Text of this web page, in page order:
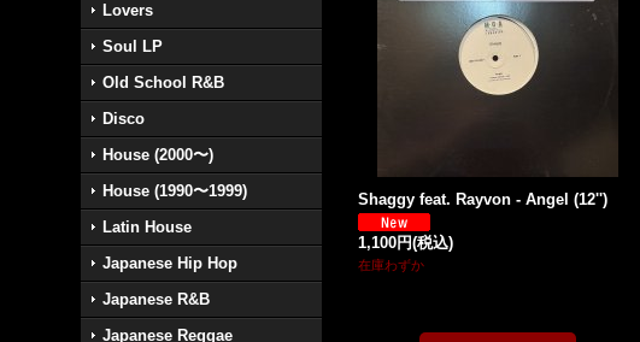
Lovers
Soul LP
Old School R&B
Disco
House (2000〜)
House (1990〜1999)
Latin House
Japanese Hip Hop
Japanese R&B
Japanese Reggae
Shaggy feat. Rayvon - Angel (12'')
1,100円(税込)
在庫わずか